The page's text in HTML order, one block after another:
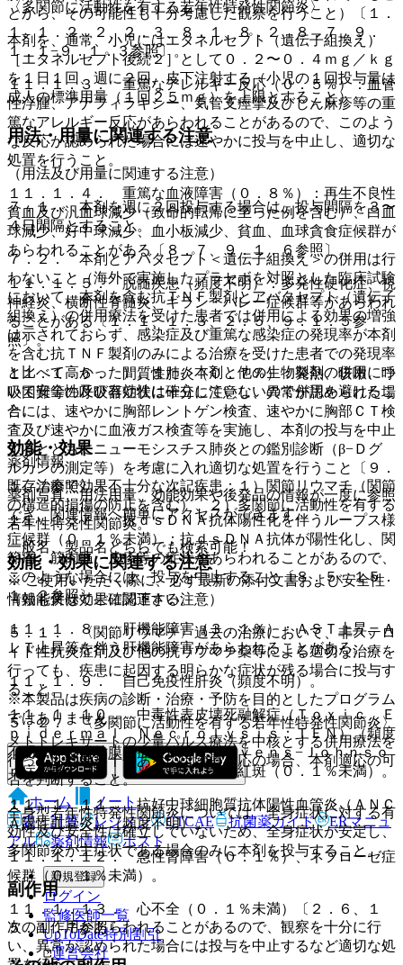
とから、その可能性も十分考慮した観察を行うこと）〔１．
１、１．２．２、２．３、８．１、８．２、８．７、９．
１．１−９．１．３参照〕。
１１．１．３． 重篤なアレルギー反応（０．５％）：血管
性浮腫、アナフィラキシー、気管支痙攣及びじん麻疹等の重
篤なアレルギー反応があらわれることがあるので、このよう
な反応が認められた場合には速やかに投与を中止し、適切な
処置を行うこと。
１１．１．４． 重篤な血液障害（０．８％）：再生不良性
貧血及び汎血球減少（致命的転帰に至った例を含む）、白血
球減少、好中球減少、血小板減少、貧血、血球貪食症候群が
あらわれることがある〔８．７、９．１．６参照〕。
１１．１．５． 脱髄疾患（頻度不明）：多発性硬化症、視
神経炎、横断性脊髄炎、ギラン・バレー症候群等があらわれ
ることがある〔１．１、１．３、２．５、９．１．５参
照〕。
１１．１．６． 間質性肺炎（０．７％）：発熱、咳嗽、呼
吸困難等の呼吸器症状に十分に注意し、異常が認められた場
合には、速やかに胸部レントゲン検査、速やかに胸部ＣＴ検
査及び速やかに血液ガス検査等を実施し、本剤の投与を中止
するとともにニューモシスチス肺炎との鑑別診断（β−Ｄグ
ルカンの測定等）を考慮に入れ適切な処置を行うこと〔９．
１．７参照〕。
１１．１．７． 抗ｄｓＤＮＡ抗体陽性化を伴うループス様
症候群（０．１％未満）：抗ｄｓＤＮＡ抗体が陽性化し、関
節痛、筋肉痛、皮疹等の症状があらわれることがあるので、
このような場合には、投与を中止すること〔８．５、１５．
１．２参照〕。
１１．１．８． 肝機能障害（３．１％）：ＡＳＴ上昇、Ａ
ＬＴ上昇等を伴う肝機能障害があらわれることがある。
１１．１．９． 自己免疫性肝炎（頻度不明）。
１１．１．１０． 中毒性表皮壊死融解症（Ｔｏｘｉｃ Ｅ
ｐｉｄｅｒｍａｌ Ｎｅｃｒｏｌｙｓｉｓ：ＴＥＮ）（頻度
不明）、皮膚粘膜眼症候群（Ｓｔｅｖｅｎｓ−Ｊｏｈｎｓｏ
ｎ症候群）（０．１％未満）、多形紅斑（０．１％未満）。
１１．１．１１． 抗好中球細胞質抗体陽性血管炎（ＡＮＣ
Ａ陽性血管炎）（頻度不明）。
１１．１．１２． 急性腎障害（０．１％）、ネフローゼ症
候群（０．１％未満）。
１１．１．１３． 心不全（０．１％未満）〔２．６、１
５．１．７参照〕。
〈多関節に活動性を有する若年性特発性関節炎〉
本剤を、通常、小児にはエタネルセプト（遺伝子組換え）
［エタネルセプト後続２］として０．２〜０．４ｍｇ／ｋｇ
を１日１回、週に２回、皮下注射する（小児の１回投与量は
成人の標準用量（１回２５ｍｇ）を上限とすること）。
用法・用量に関連する注意
（用法及び用量に関連する注意）
７．１． 本剤を週に２回投与する場合は、投与間隔を３〜
４日間隔とすること。
７．２． 本剤とアバタセプト＜遺伝子組換え＞の併用は行
わないこと（海外で実施したプラセボを対照とした臨床試験
において、本剤を含む抗ＴＮＦ製剤とアバタセプト（遺伝子
組換え）の併用療法を受けた患者では併用による効果の増強
は示されておらず、感染症及び重篤な感染症の発現率が本剤
を含む抗ＴＮＦ製剤のみによる治療を受けた患者での発現率
と比べて高かった）。また、本剤と他の生物製剤の併用につ
いて安全性及び有効性は確立していないので併用を避けるこ
と。
効能・効果
既存治療で効果不十分な次記疾患：１）関節リウマチ（関節
の構造的損傷の防止を含む）、２）多関節に活動性を有する
若年性特発性関節炎。
効能・効果に関連する注意
（効能又は効果に関連する注意）
５．１． 〈関節リウマチ〉過去の治療において、非ステロ
イド性抗炎症剤及び他の抗リウマチ薬等による適切な治療を
行っても、疾患に起因する明らかな症状が残る場合に投与す
ること。
５．２． 〈多関節に活動性を有する若年性特発性関節炎〉
メトトレキサートの少量パルス療法を中核とする併用療法を
行っても効果不十分あるいは治療不応の場合、本剤適応の可
否を判断すること。
全身型若年性特発性関節炎については、全身症状に対する有
効性及び安全性は確立していないため、全身症状が安定し、
多関節炎が主症状である場合のみに本剤を投与すること。
副作用
次の副作用があらわれることがあるので、観察を十分に行
い、異常が認められた場合には投与を中止するなど適切な処
薬剤情報
薬剤写真、用法用量、効能効果や後発品の情報が一度に参照
でき、関連情報へ簡単にアクセスができます。
一般名、製品名どちらでも検索可能！
※ ご使用いただく際に、必ず最新の添付文書および安全性
情報も併せてご確認下さい。
※本製品は疾病の診断・治療・予防を目的としたプログラム
ではありません。
ホーム
ノート
表・計算
レジメン CTCAE 抗菌薬ガイド
ERマニュ
アル
薬剤情報 ポスト
新規登録
ログイン
監修医師一覧
UpToDate特別割引
運営会社